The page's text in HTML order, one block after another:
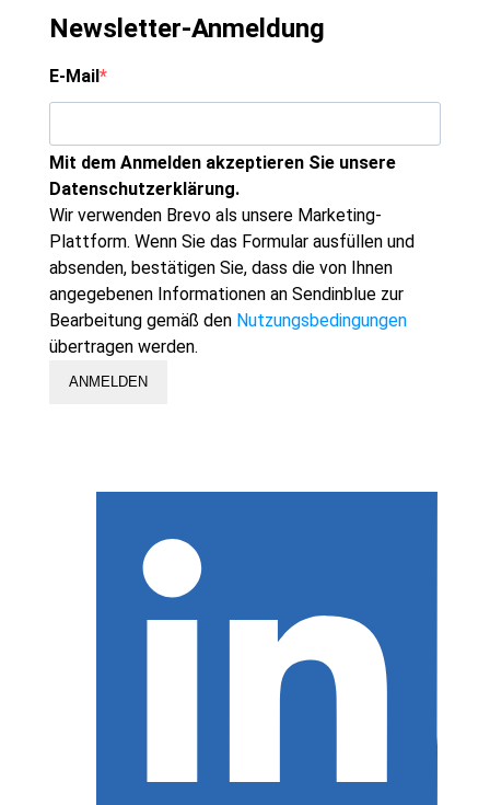
Newsletter-Anmeldung
E-Mail
Mit dem Anmelden akzeptieren Sie unsere
Datenschutzerklärung.
Wir verwenden Brevo als unsere Marketing-
Plattform. Wenn Sie das Formular ausfüllen und
absenden, bestätigen Sie, dass die von Ihnen
angegebenen Informationen an Sendinblue zur
Bearbeitung gemäß den Nutzungsbedingungen
übertragen werden.
ANMELDEN